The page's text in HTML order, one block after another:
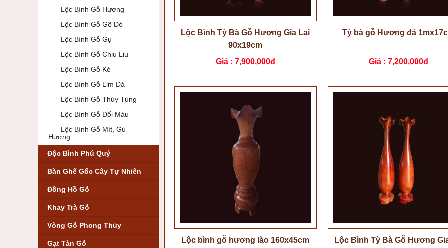
Lộc Bình Gỗ Hương
Lộc Bình Gỗ Gõ Đỏ
Lộc Bình Gỗ Gụ
Lộc Bình Gỗ Chiu Liu
Lộc Bình Gỗ Ké
Lộc Bình Gỗ Lim Đá
Lộc Bình Gỗ Thủy Tùng
Lộc Bình Gỗ Đổi Màu
Lộc Bình Gỗ Mít, Gù
Hương
Độc Bình Phú Quý
Bàn Ghế Gốc Cây Tự Nhiên
Đồng Hồ Gỗ
Khay Trà Gỗ
Vòng Gỗ Phong Thủy
Gạt Tàn Gỗ
Lộc Bình Tỳ Bà Gỗ Hương Gia Lai
90x19cm
Giá : 7,900,000đ
Tỳ bà gỗ Hương đá
Giá :7,200,000đ
Lộc bình gỗ hương lào 160x45cm
Lộc Bình Tỳ Bà Gỗ Hương